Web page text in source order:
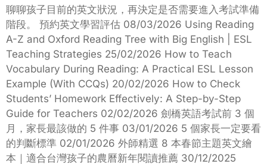
聊聊孩子目前的英文狀況，再決定是否需要進入考試準備
階段。 預約英文學習評估 08/03/2026 Using Reading
A-Z and Oxford Reading Tree with Big English | ESL
Teaching Strategies 25/02/2026 How to Teach
Vocabulary During Reading: A Practical ESL Lesson
Example (With CCQs) 20/02/2026 How to Check
Students’ Homework Effectively: A Step-by-Step
Guide for Teachers 02/02/2026 劍橋英語考試前 3 個
月，家長最該做的 5 件事 03/01/2026 5 個家長一定要看
的判斷標準 02/01/2026 外師精選 8 本春節主題英文繪
本｜適合台灣孩子的農曆新年閱讀推薦 30/12/2025